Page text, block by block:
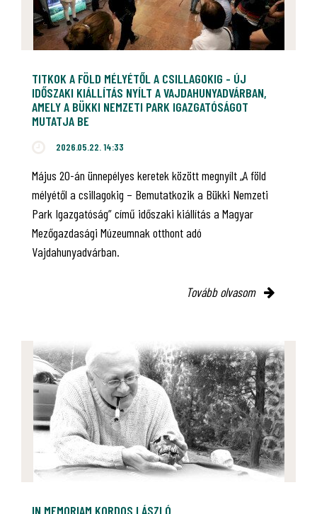
TITKOK A FÖLD MÉLYÉTŐL A CSILLAGOKIG - ÚJ
IDŐSZAKI KIÁLLÍTÁS NYÍLT A VAJDAHUNYADVÁRBAN,
AMELY A BÜKKI NEMZETI PARK IGAZGATÓSÁGOT
MUTATJA BE
2026.05.22. 14:33
Május 20-án ünnepélyes keretek között megnyílt „A föld
mélyétől a csillagokig – Bemutatkozik a Bükki Nemzeti
Park Igazgatóság” című időszaki kiállítás a Magyar
Mezőgazdasági Múzeumnak otthont adó
Vajdahunyadvárban.
Tovább olvasom
IN MEMORIAM KORDOS LÁSZLÓ